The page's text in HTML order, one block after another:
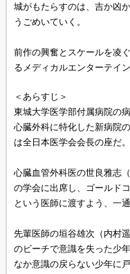
城がもたらすのは、吉か凶
うごめいていく。
前作の興奮とスケールを凌
るメディカルエンターテイ
＜あらすじ＞
東城大学医学部付属病院の
心臓外科に特化した新病院
は全日本医学会会長の座だ。
心臓血管外科医の世良雅志
の学会に出席し、ゴールド
という医師に渡すよう、一
先輩医師の垣谷雄次（内村
のビーチで意識を失った少
なか意識の戻らない少年に